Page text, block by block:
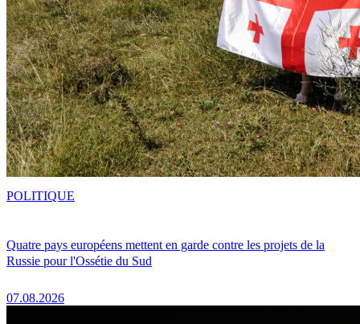
Quatre pays européens mettent en garde contre les projets de la
Russie pour l'Ossétie du Sud
07.08.2026
POLITIQUE